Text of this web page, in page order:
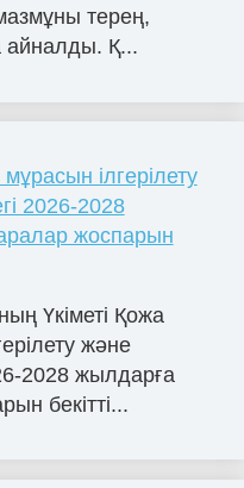
терең,
айналды. Қ...
ілгерілету
2026-2028
жоспарын
Үкіметі Қожа
және
2028 жылдарға
бекітті...